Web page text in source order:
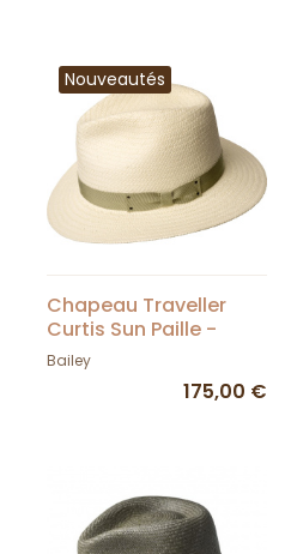
Nouveautés
Chapeau Traveller
Curtis Sun Paille -
Bailey
Bailey
175,00 €